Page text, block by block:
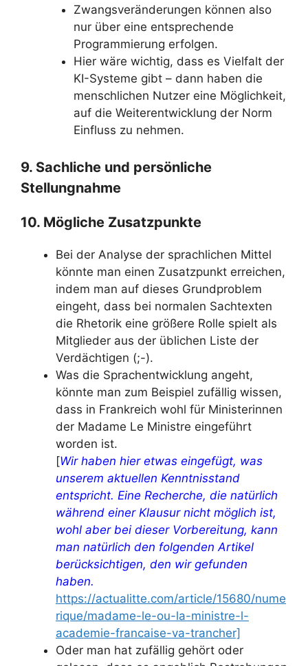
Zwangsveränderungen können also
nur über eine entsprechende
Programmierung erfolgen.
Hier wäre wichtig, dass es Vielfalt der
KI-Systeme gibt – dann haben die
menschlichen Nutzer eine Möglichkeit,
auf die Weiterentwicklung der Norm
Einfluss zu nehmen.
9. Sachliche und persönliche
Stellungnahme
10. Mögliche Zusatzpunkte
Bei der Analyse der sprachlichen Mittel
könnte man einen Zusatzpunkt erreichen,
indem man auf dieses Grundproblem
eingeht, dass bei normalen Sachtexten
die Rhetorik eine größere Rolle spielt als
Mitglieder aus der üblichen Liste der
Verdächtigen (;-).
Was die Sprachentwicklung angeht,
könnte man zum Beispiel zufällig wissen,
dass in Frankreich wohl für Ministerinnen
der Madame Le Ministre eingeführt
worden ist.
[Wir haben hier etwas eingefügt, was
unserem aktuellen Kenntnisstand
entspricht. Eine Recherche, die natürlich
während einer Klausur nicht möglich ist,
wohl aber bei dieser Vorbereitung, kann
man natürlich den folgenden Artikel
berücksichtigen, den wir gefunden
haben.
https://actualitte.com/article/15680/nume
rique/madame-le-ou-la-ministre-l-
academie-francaise-va-trancher]
Oder man hat zufällig gehört oder